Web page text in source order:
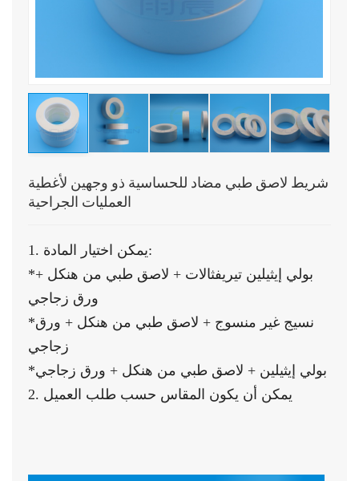
شريط لاصق طبي مضاد للحساسية ذو وجهين لأغطية
العمليات الجراحية
1. يمكن اختيار المادة:
*بولي إيثيلين تيريفثالات + لاصق طبي من هنكل +
ورق زجاجي
*نسيج غير منسوج + لاصق طبي من هنكل + ورق
زجاجي
*بولي إيثيلين + لاصق طبي من هنكل + ورق زجاجي
2. يمكن أن يكون المقاس حسب طلب العميل